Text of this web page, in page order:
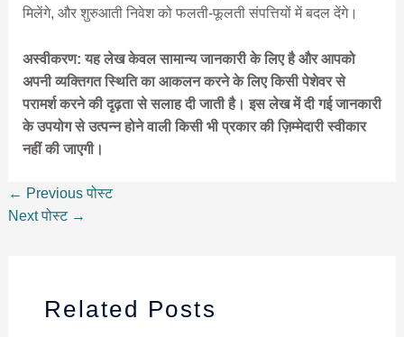
मिलेंगे, और शुरुआती निवेश को फलती-फूलती संपत्तियों में बदल देंगे।
अस्वीकरण: यह लेख केवल सामान्य जानकारी के लिए है और आपको
अपनी व्यक्तिगत स्थिति का आकलन करने के लिए किसी पेशेवर से
परामर्श करने की दृढ़ता से सलाह दी जाती है। इस लेख में दी गई जानकारी
के उपयोग से उत्पन्न होने वाली किसी भी प्रकार की ज़िम्मेदारी स्वीकार
नहीं की जाएगी।
← Previous पोस्ट
Next पोस्ट →
Related Posts